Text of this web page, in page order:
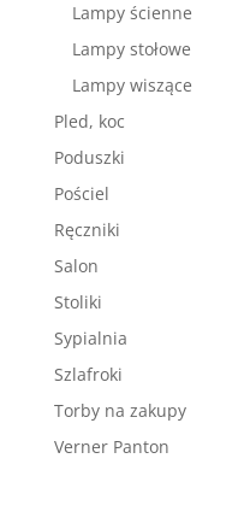
Lampy ścienne
Lampy stołowe
Lampy wiszące
Pled, koc
Poduszki
Pościel
Ręczniki
Salon
Stoliki
Sypialnia
Szlafroki
Torby na zakupy
Verner Panton